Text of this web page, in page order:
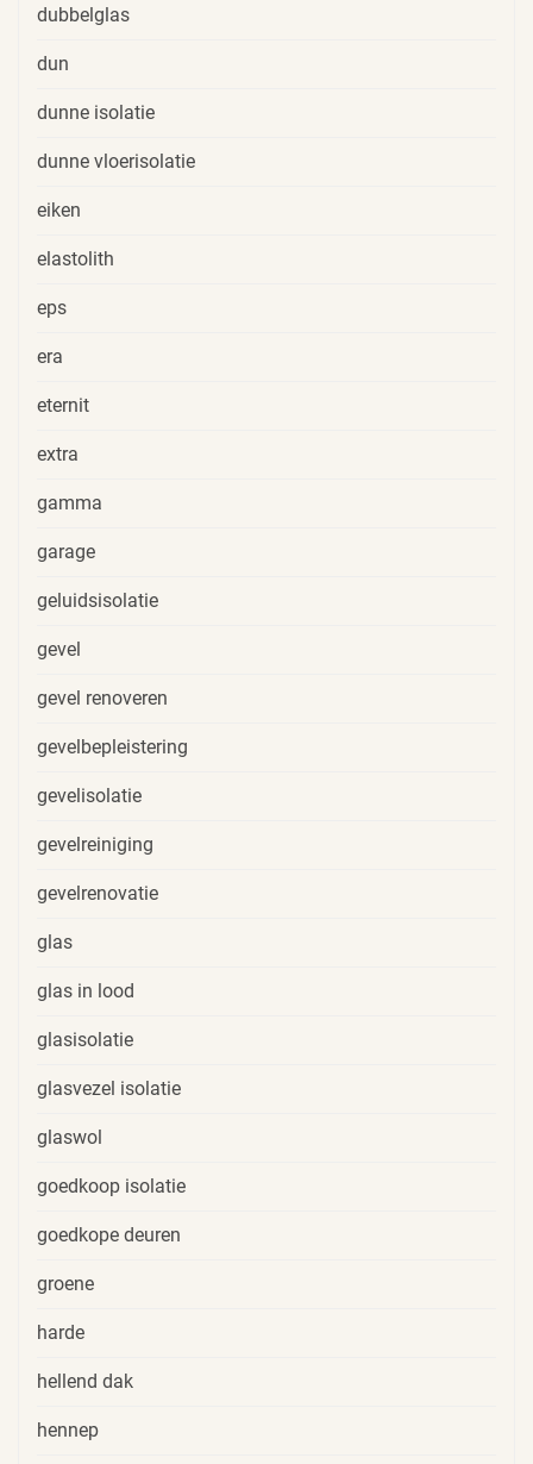
dubbelglas
dun
dunne isolatie
dunne vloerisolatie
eiken
elastolith
eps
era
eternit
extra
gamma
garage
geluidsisolatie
gevel
gevel renoveren
gevelbepleistering
gevelisolatie
gevelreiniging
gevelrenovatie
glas
glas in lood
glasisolatie
glasvezel isolatie
glaswol
goedkoop isolatie
goedkope deuren
groene
harde
hellend dak
hennep